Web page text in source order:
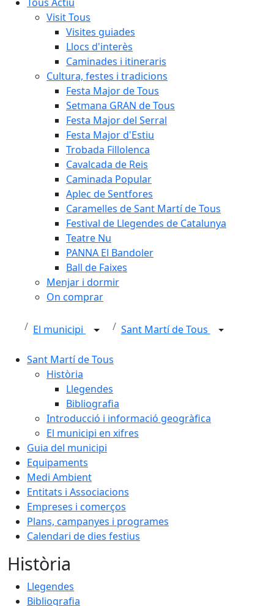
Visit Tous
Visites guiades
Llocs d'interès
Caminades i itineraris
Cultura, festes i tradicions
Festa Major de Tous
Setmana GRAN de Tous
Festa Major del Serral
Festa Major d'Estiu
Trobada Fillolenca
Cavalcada de Reis
Caminada Popular
Aplec de Sentfores
Caramelles de Sant Martí de Tous
Festival de Llegendes de Catalunya
Teatre Nu
PANNA El Bandoler
Ball de Faixes
Menjar i dormir
On comprar
El municipi Sant Martí de Tous
Sant Martí de Tous
Història
Llegendes
Bibliografia
Introducció i informació geogràfica
El municipi en xifres
Guia del municipi
Equipaments
Medi Ambient
Entitats i Associacions
Empreses i comerços
Plans, campanyes i programes
Calendari de dies festius
Història
Llegendes
Bibliografia